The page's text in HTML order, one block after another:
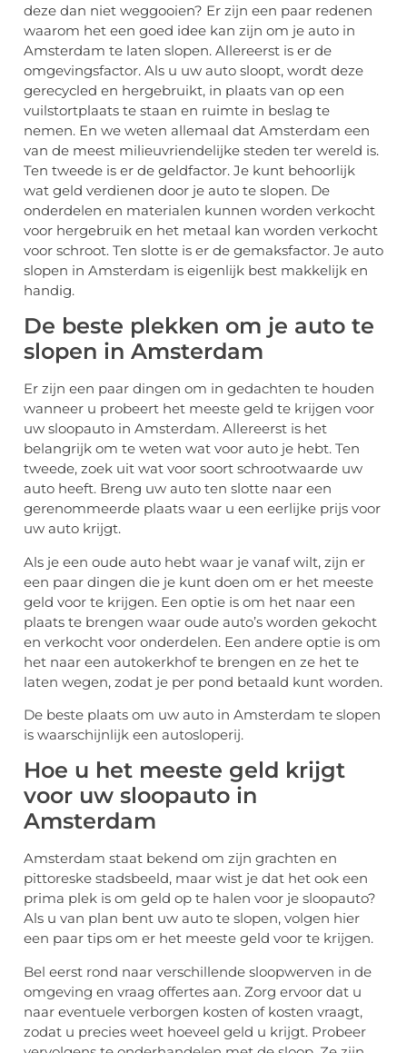
deze dan niet weggooien? Er zijn een paar redenen
waarom het een goed idee kan zijn om je auto in
Amsterdam te laten slopen. Allereerst is er de
omgevingsfactor. Als u uw auto sloopt, wordt deze
gerecycled en hergebruikt, in plaats van op een
vuilstortplaats te staan en ruimte in beslag te
nemen. En we weten allemaal dat Amsterdam een
van de meest milieuvriendelijke steden ter wereld is.
Ten tweede is er de geldfactor. Je kunt behoorlijk
wat geld verdienen door je auto te slopen. De
onderdelen en materialen kunnen worden verkocht
voor hergebruik en het metaal kan worden verkocht
voor schroot. Ten slotte is er de gemaksfactor. Je auto
slopen in Amsterdam is eigenlijk best makkelijk en
handig.
De beste plekken om je auto te
slopen in Amsterdam
Er zijn een paar dingen om in gedachten te houden
wanneer u probeert het meeste geld te krijgen voor
uw sloopauto in Amsterdam. Allereerst is het
belangrijk om te weten wat voor auto je hebt. Ten
tweede, zoek uit wat voor soort schrootwaarde uw
auto heeft. Breng uw auto ten slotte naar een
gerenommeerde plaats waar u een eerlijke prijs voor
uw auto krijgt.
Als je een oude auto hebt waar je vanaf wilt, zijn er
een paar dingen die je kunt doen om er het meeste
geld voor te krijgen. Een optie is om het naar een
plaats te brengen waar oude auto’s worden gekocht
en verkocht voor onderdelen. Een andere optie is om
het naar een autokerkhof te brengen en ze het te
laten wegen, zodat je per pond betaald kunt worden.
De beste plaats om uw auto in Amsterdam te slopen
is waarschijnlijk een autosloperij.
Hoe u het meeste geld krijgt
voor uw sloopauto in
Amsterdam
Amsterdam staat bekend om zijn grachten en
pittoreske stadsbeeld, maar wist je dat het ook een
prima plek is om geld op te halen voor je sloopauto?
Als u van plan bent uw auto te slopen, volgen hier
een paar tips om er het meeste geld voor te krijgen.
Bel eerst rond naar verschillende sloopwerven in de
omgeving en vraag offertes aan. Zorg ervoor dat u
naar eventuele verborgen kosten of kosten vraagt,
zodat u precies weet hoeveel geld u krijgt. Probeer